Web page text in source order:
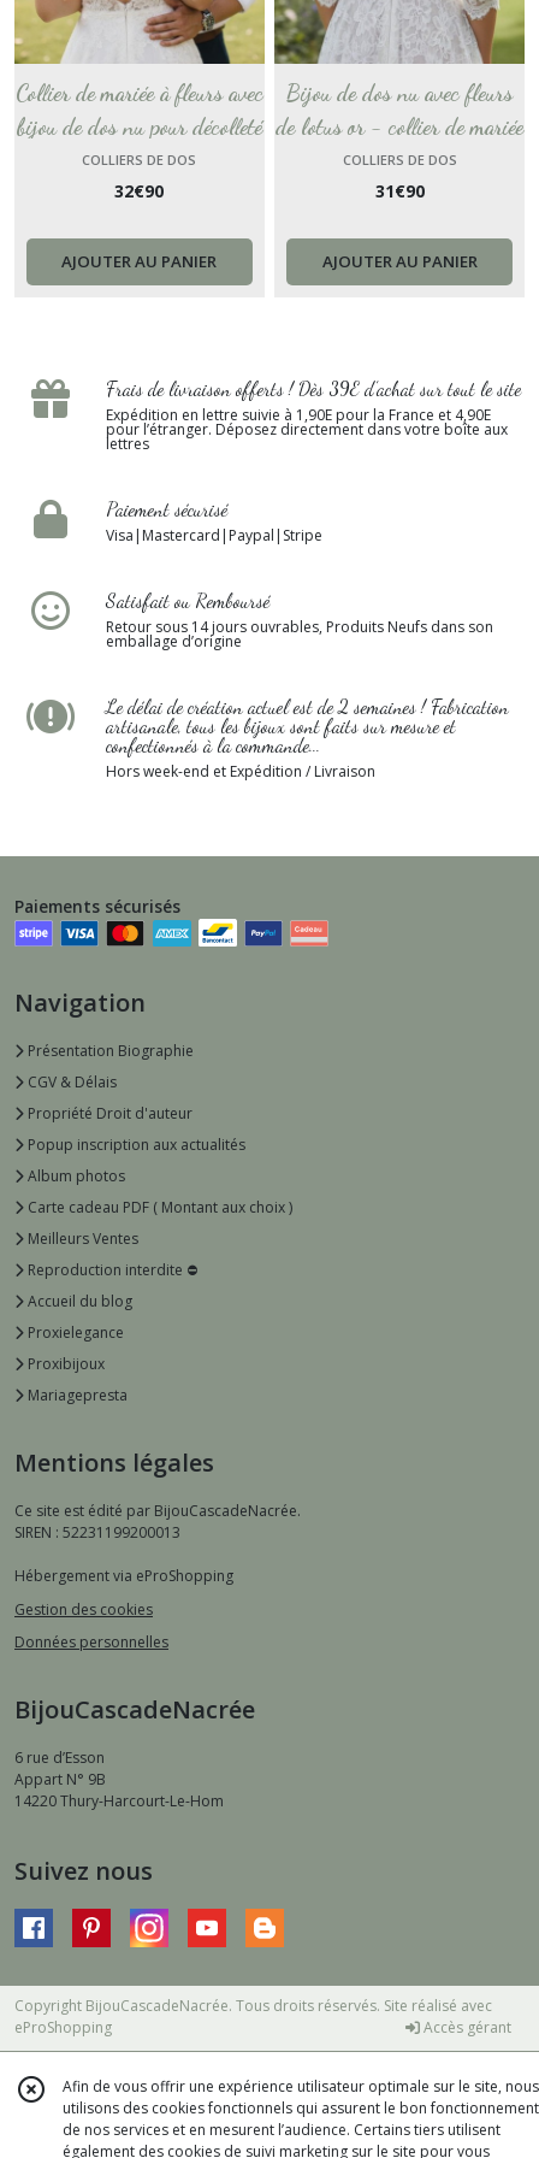
Collier de mariée à fleurs avec
bijou de dos nu pour décolleté
de robe court - collier robe
bustier, bijoux de mariage
COLLIERS DE DOS
32€90
AJOUTER AU PANIER
Bijou de dos nu avec fleurs
de lotus or - collier de mariée
pour tenue échancrée -
accessoire symbolique
COLLIERS DE DOS
31€90
AJOUTER AU PANIER
Frais de livraison offerts ! Dès 39E d’achat sur tout le site
Expédition en lettre suivie à 1,90E pour la France et 4,90E
pour l’étranger. Déposez directement dans votre boîte aux
lettres
Paiement sécurisé
Visa|Mastercard|Paypal|Stripe
Satisfait ou Remboursé
Retour sous 14 jours ouvrables, Produits Neufs dans son
emballage d’origine
Le délai de création actuel est de 2 semaines ! Fabrication
artisanale, tous les bijoux sont faits sur mesure et
confectionnés à la commande...
Hors week-end et Expédition / Livraison
Paiements sécurisés
Navigation
Présentation Biographie
CGV & Délais
Propriété Droit d'auteur
Popup inscription aux actualités
Album photos
Carte cadeau PDF ( Montant aux choix )
Meilleurs Ventes
Reproduction interdite ⛔️
Accueil du blog
Proxielegance
Proxibijoux
Mariagepresta
Mentions légales
Ce site est édité par BijouCascadeNacrée.
SIREN : 52231199200013
Hébergement via eProShopping
Gestion des cookies
Données personnelles
BijouCascadeNacrée
6 rue d’Esson
Appart N° 9B
14220Thury-Harcourt-Le-Hom
Suivez nous
Copyright BijouCascadeNacrée. Tous droits réservés. Site réalisé avec
eProShopping
Accès gérant
Afin de vous offrir une expérience utilisateur optimale sur le site, nous
utilisons des cookies fonctionnels qui assurent le bon fonctionnement
de nos services et en mesurent l’audience. Certains tiers utilisent
également des cookies de suivi marketing sur le site pour vous